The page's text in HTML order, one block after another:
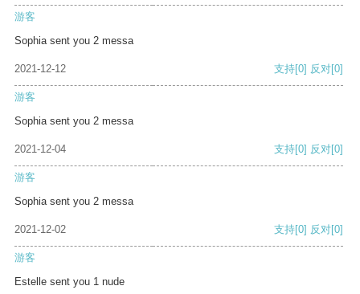
游客
Sophia sent you 2 messa
2021-12-12 支持[0] 反对[0]
游客
Sophia sent you 2 messa
2021-12-04 支持[0] 反对[0]
游客
Sophia sent you 2 messa
2021-12-02 支持[0] 反对[0]
游客
Estelle sent you 1 nude